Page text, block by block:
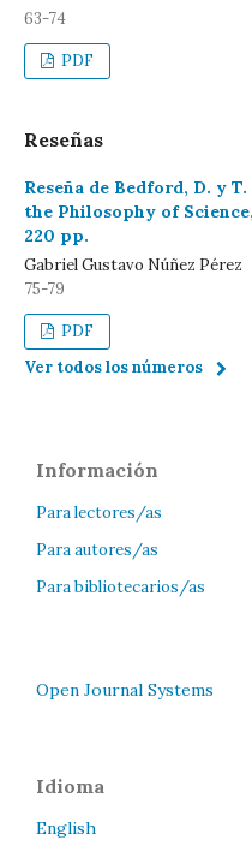
63-74
PDF
Reseñas
Reseña de Bedford, D. y
the Philosophy of
220 pp.
Gabriel Gustavo Núñez Pérez
75-79
PDF
Ver todos los números
Información
Para lectores/as
Para autores/as
Para bibliotecarios/as
Open Journal Systems
Idioma
English